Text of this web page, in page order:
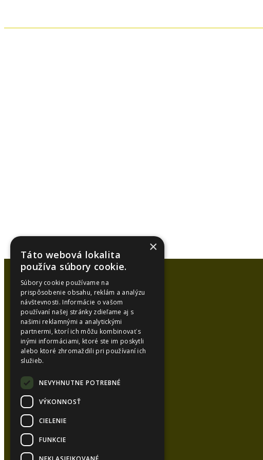
×
Táto webová lokalita
používa súbory cookie.
Súbory cookie používame na
prispôsobenie obsahu, reklám a analýzu
návštevnosti. Informácie o vašom
používaní našej stránky zdieľame aj s
našimi reklamnými a analytickými
partnermi, ktorí ich môžu kombinovať s
inými informáciami, ktoré ste im poskytli
alebo ktoré zhromaždili pri používaní ich
služieb.
NEVYHNUTNE POTREBNÉ
VÝKONNOSŤ
CIELENIE
FUNKCIE